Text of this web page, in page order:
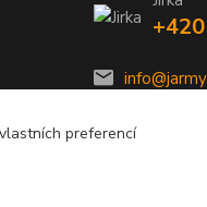
preferencí